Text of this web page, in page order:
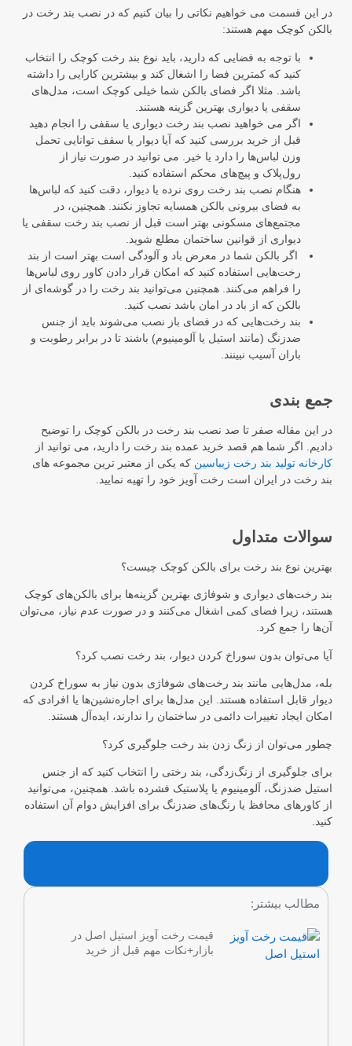
در این قسمت می خواهیم نکاتی را بیان کنیم که در نصب بند رخت در
بالکن کوچک مهم هستند:
با توجه به فضایی که دارید، باید نوع بند رخت کوچک را انتخاب
کنید که کمترین فضا را اشغال کند و بیشترین کارایی را داشته
باشد. مثلا اگر فضای بالکن شما خیلی کوچک است، مدل‌های
سقفی یا دیواری بهترین گزینه هستند.
اگر می خواهید نصب بند رخت دیواری یا سقفی را انجام دهید
قبل از خرید بررسی کنید که آیا دیوار یا سقف توانایی تحمل
وزن لباس‌ها را دارد یا خیر. می توانید در صورت نیاز از
رول‌پلاک و پیچ‌های محکم استفاده کنید.
هنگام نصب بند رخت روی نرده یا دیوار، دقت کنید که لباس‌ها
به فضای بیرونی بالکن همسایه تجاوز نکنند. همچنین، در
مجتمع‌های مسکونی بهتر است قبل از نصب بند رخت سقفی یا
دیواری از قوانین ساختمان مطلع شوید.
اگر بالکن شما در معرض باد و آلودگی است بهتر است از بند
رخت‌هایی استفاده کنید که امکان قرار دادن کاور روی لباس‌ها
را فراهم می‌کنند. همچنین می‌توانید بند رخت را در گوشه‌ای از
بالکن که از باد در امان باشد نصب کنید.
بند رخت‌هایی که در فضای باز نصب می‌شوند باید از جنس
ضدزنگ (مانند استیل یا آلومینیوم) باشند تا در برابر رطوبت و
باران آسیب نبینند.
جمع بندی
در این مقاله صفر تا صد نصب بند رخت در بالکن کوچک را توضیح
دادیم. اگر شما هم قصد خرید عمده بند رخت را دارید، می توانید از
کارخانه تولید بند رخت زیباسین که یکی از معتبر ترین مجموعه های
بند رخت در ایران است رخت آویز خود را تهیه نمایید.
سوالات متداول
بهترین نوع بند رخت برای بالکن کوچک چیست؟
بند رخت‌های دیواری و شوفاژی بهترین گزینه‌ها برای بالکن‌های کوچک
هستند، زیرا فضای کمی اشغال می‌کنند و در صورت عدم نیاز، می‌توان
آن‌ها را جمع کرد.
آیا می‌توان بدون سوراخ کردن دیوار، بند رخت نصب کرد؟
بله، مدل‌هایی مانند بند رخت‌های شوفاژی بدون نیاز به سوراخ کردن
دیوار قابل استفاده هستند. این مدل‌ها برای اجاره‌نشین‌ها یا افرادی که
امکان ایجاد تغییرات دائمی در ساختمان را ندارند، ایده‌آل هستند.
چطور می‌توان از زنگ زدن بند رخت جلوگیری کرد؟
برای جلوگیری از زنگ‌زدگی، بند رختی را انتخاب کنید که از جنس
استیل ضدزنگ، آلومینیوم یا پلاستیک فشرده باشد. همچنین، می‌توانید
از کاورهای محافظ یا رنگ‌های ضدزنگ برای افزایش دوام آن استفاده
کنید.
مطالب بیشتر:
قیمت رخت آویز استیل اصل در
بازار+نکات مهم قبل از خرید